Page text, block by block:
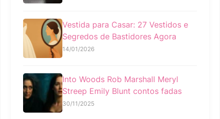
Vestida para Casar: 27 Vestidos e
Segredos de Bastidores Agora
14/01/2026
Into Woods Rob Marshall Meryl
Streep Emily Blunt contos fadas
30/11/2025